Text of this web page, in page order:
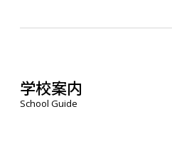
学校案内
School Guide